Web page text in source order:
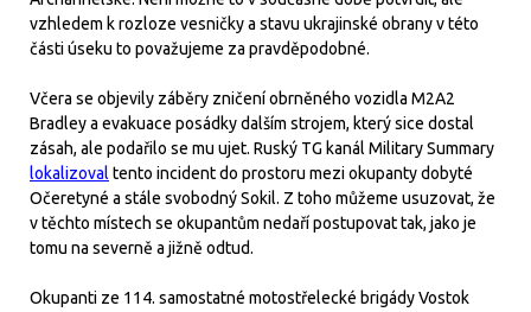
vzhledem k rozloze vesničky a stavu ukrajinské obrany v této
části úseku to považujeme za pravděpodobné.
Včera se objevily záběry zničení obrněného vozidla M2A2
Bradley a evakuace posádky dalším strojem, který sice dostal
zásah, ale podařilo se mu ujet. Ruský TG kanál Military Summary
lokalizoval tento incident do prostoru mezi okupanty dobyté
Očeretyné a stále svobodný Sokil. Z toho můžeme usuzovat, že
v těchto místech se okupantům nedaří postupovat tak, jako je
tomu na severně a jižně odtud.
Okupanti ze 114. samostatné motostřelecké brigády Vostok